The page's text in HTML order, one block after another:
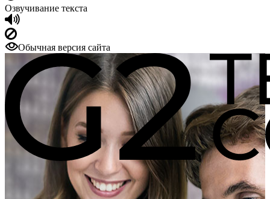
Озвучивание текста
Обычная версия сайта